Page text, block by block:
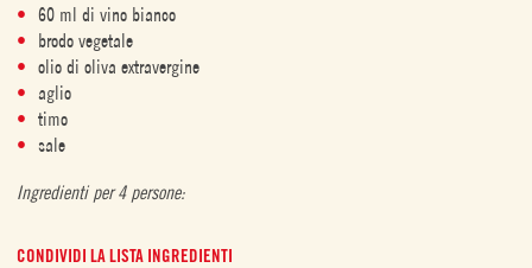
60 ml di vino bianco
brodo vegetale
olio di oliva extravergine
aglio
timo
sale
Ingredienti per 4 persone:
CONDIVIDI LA LISTA INGREDIENTI